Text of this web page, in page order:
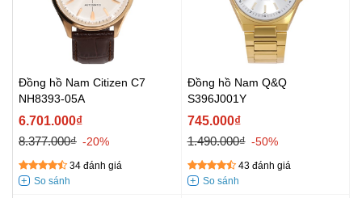
Đồng hồ Nam Citizen C7
NH8393-05A
6.701.000₫
8.377.000₫ -20%
34 đánh giá
Đồng hồ Nam Q&Q
S396J001Y
745.000₫
1.490.000₫ -50%
43 đánh giá